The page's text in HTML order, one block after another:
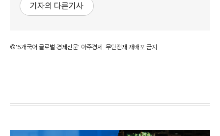
기자의 다른기사
©'5개국어 글로벌 경제신문' 아주경제. 무단전재·재배포 금지